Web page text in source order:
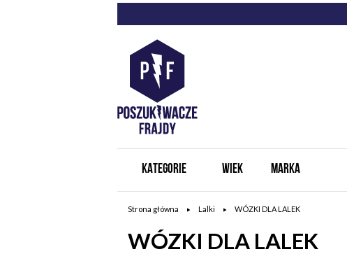
KATEGORIE WIEK MARKA
Strona główna Lalki WÓZKI DLA LALEK
WÓZKI DLA LALEK